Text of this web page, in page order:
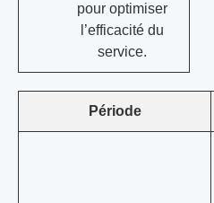
pour optimiser
l’efficacité du
service.
Période